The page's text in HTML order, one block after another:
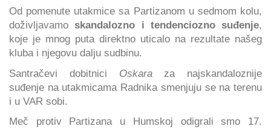
Od pomenute utakmice sa Partizanom u sedmom kolu,
doživljavamoskandalozno i tendenciozno suđenje,
koje je mnog puta direktno uticalo na rezultate našeg
kluba i njegovu dalju sudbinu.
Santračevi dobitnici Oskaraza najskandaloznije
suđenje na utakmicama Radnika smenjuju se na terenu
i u VAR sobi.
Meč protiv Partizana u Humskoj odigrali smo 17.